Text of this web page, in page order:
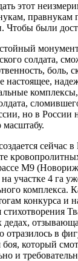
этот
правнукам
Чтобы были
солдата,
боль,
но в России
сейчас
М9
участке 4 га
комплекса.
конкурса и
в
который
и